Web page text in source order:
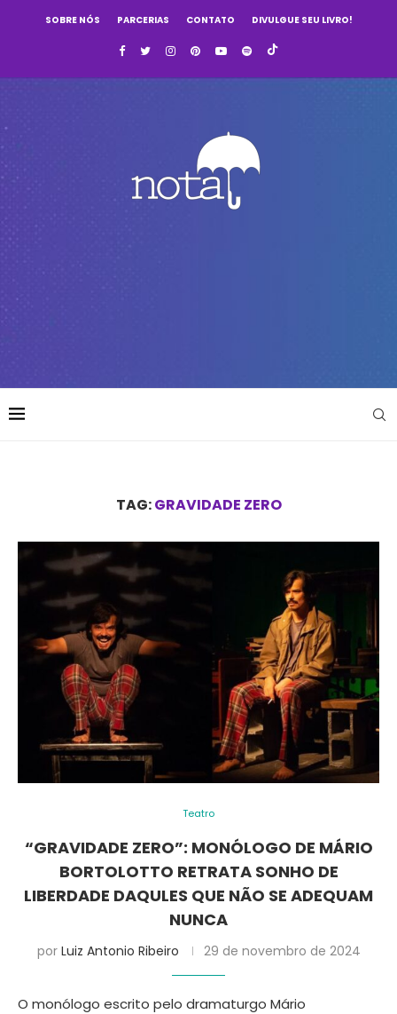
SOBRE NÓS PARCERIAS CONTATO DIVULGUE SEU LIVRO!
TAG:GRAVIDADE ZERO
Teatro
“GRAVIDADE ZERO”: MONÓLOGO DE MÁRIO
BORTOLOTTO RETRATA SONHO DE
LIBERDADE DAQULES QUE NÃO SE ADEQUAM
NUNCA
por Luiz Antonio Ribeiro 29 de novembro de 2024
O monólogo escrito pelo dramaturgo Mário